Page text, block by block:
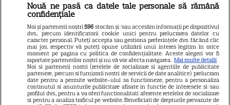
Câte calorii are pepenele
galben – beneficii și
contraindicații
Luna plină din 29 iulie
Nouă ne pasă ca datele tale personale să rămână
confidențiale
Noi și partenerii noștri596 stocăm și/sau accesăm informații pe dispozitivul
dvs., precum identificatorii cookie unici pentru prelucrarea datelor cu
caracter personal. Puteți accepta sau gestiona preferințele dvs. făcând clic
mai jos, respectiv vă puteți opune utilizării unui interes legitim în orice
moment pe pagina cu politica de confidențialitate. Aceste alegeri vor fi
raportate partenerilor noștri și nu vă vor afecta navigarea. Mai multe detalii
Noi si partenerii nostri (retelele de socializare si agentiile de publicitate
partenere, precum si furnizorii nostri de servicii de date analitice) prelucram
date pentru a permite website-ului sa functioneze, pentru a personaliza
continutul si anunturile publicitare afisate in functie de interesele si/sau
profilul dvs., pentru a va oferi functionalitati aferente retelelor de socializare
si pentru a analiza traficul pe website. Beneficiati de drepturile prevazute de